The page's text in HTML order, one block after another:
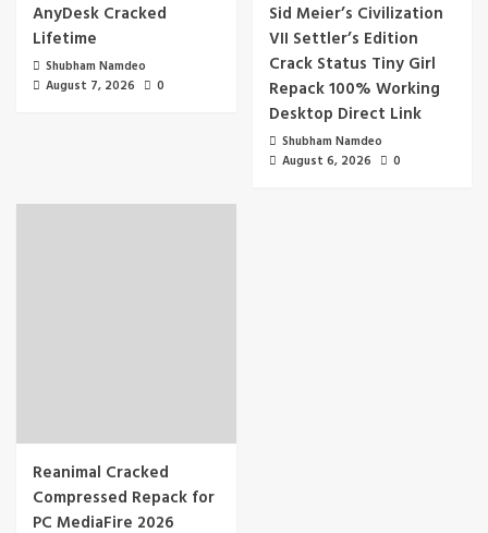
AnyDesk Cracked
Lifetime
Shubham Namdeo
August 7, 2026
0
Sid Meier’s Civilization
VII Settler’s Edition
Crack Status Tiny Girl
Repack 100% Working
Desktop Direct Link
Shubham Namdeo
August 6, 2026
0
Reanimal Cracked
Compressed Repack for
PC MediaFire 2026